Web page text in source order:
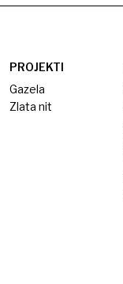
PROJEKTI
Gazela
Zlata nit